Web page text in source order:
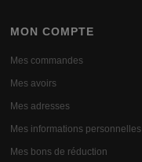
MON COMPTE
Mes commandes
Mes avoirs
Mes adresses
Mes informations personnelles
Mes bons de réduction